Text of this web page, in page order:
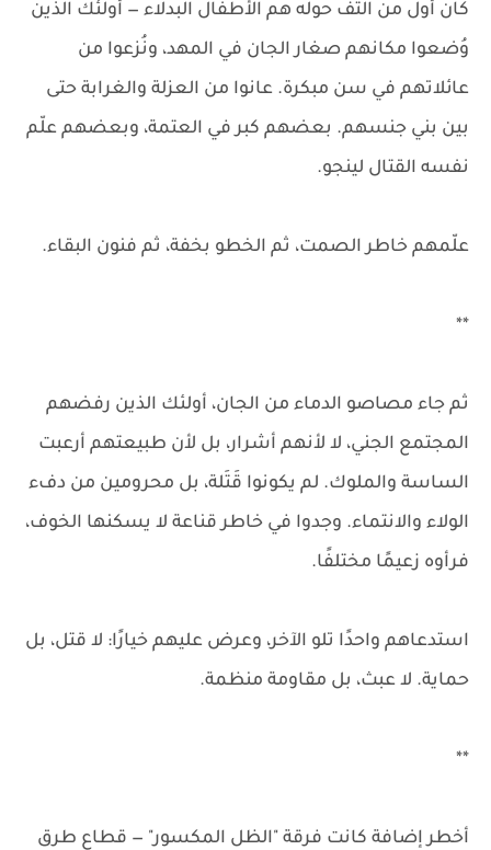
كان أول من التف حوله هم الأطفال البدلاء — أولئك الذين
وُضعوا مكانهم صغار الجان في المهد، ونُزعوا من
عائلاتهم في سن مبكرة. عانوا من العزلة والغرابة حتى
بين بني جنسهم. بعضهم كبر في العتمة، وبعضهم علّم
نفسه القتال لينجو.
علّمهم خاطر الصمت، ثم الخطو بخفة، ثم فنون البقاء.
**
ثم جاء مصاصو الدماء من الجان، أولئك الذين رفضهم
المجتمع الجني، لا لأنهم أشرار، بل لأن طبيعتهم أرعبت
الساسة والملوك. لم يكونوا قَتَلة، بل محرومين من دفء
الولاء والانتماء. وجدوا في خاطر قناعة لا يسكنها الخوف،
فرأوه زعيمًا مختلفًا.
استدعاهم واحدًا تلو الآخر، وعرض عليهم خيارًا: لا قتل، بل
حماية. لا عبث، بل مقاومة منظمة.
**
أخطر إضافة كانت فرقة "الظل المكسور" — قطاع طرق